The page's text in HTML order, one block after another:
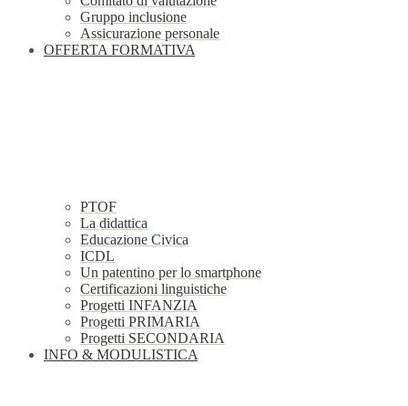
Gruppo inclusione
Assicurazione personale
OFFERTA FORMATIVA
PTOF
La didattica
Educazione Civica
ICDL
Un patentino per lo smartphone
Certificazioni linguistiche
Progetti INFANZIA
Progetti PRIMARIA
Progetti SECONDARIA
INFO & MODULISTICA